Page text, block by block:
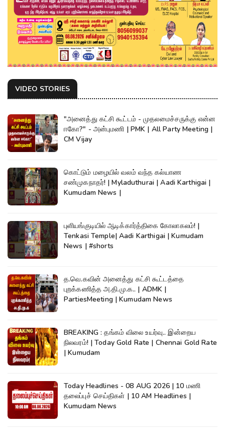
VIDEO STORIES
"அனைத்து கட்சி கூட்டம் - முதலமைச்சருக்கு என்ன
ஈகோ?" - அன்புமணி | PMK | All Party Meeting |
CM Vijay
கொட்டும் மழையில் வலம் வந்த கல்யாண
சண்முகநாதர்! | Myladuthurai | Aadi Karthigai |
Kumudam News |
புளியங்குடியில் ஆடிக்கார்த்திகை கோலாகலம்! |
Tenkasi Temple| Aadi Karthigai | Kumudam
News | #shorts
த.வெ.கவின் அனைத்து கட்சி கூட்டத்தை
புறக்கணித்த அ.தி.மு.க.. | ADMK |
PartiesMeeting | Kumudam News
BREAKING : தங்கம் விலை உயர்வு.. இன்றைய
நிலவரம்! | Today Gold Rate | Chennai Gold Rate
| Kumudam
Today Headlines - 08 AUG 2026 | 10 மணி
தலைப்புச் செய்திகள் | 10 AM Headlines |
Kumudam News